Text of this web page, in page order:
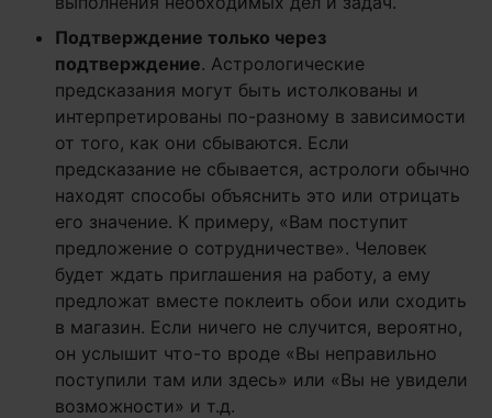
Подтверждение только через
подтверждение. Астрологические
предсказания могут быть истолкованы и
интерпретированы по-разному в зависимости
от того, как они сбываются. Если
предсказание не сбывается, астрологи обычно
находят способы объяснить это или отрицать
его значение. К примеру, «Вам поступит
предложение о сотрудничестве». Человек
будет ждать приглашения на работу, а ему
предложат вместе поклеить обои или сходить
в магазин. Если ничего не случится, вероятно,
он услышит что-то вроде «Вы неправильно
поступили там или здесь» или «Вы не увидели
возможности» и т.д.